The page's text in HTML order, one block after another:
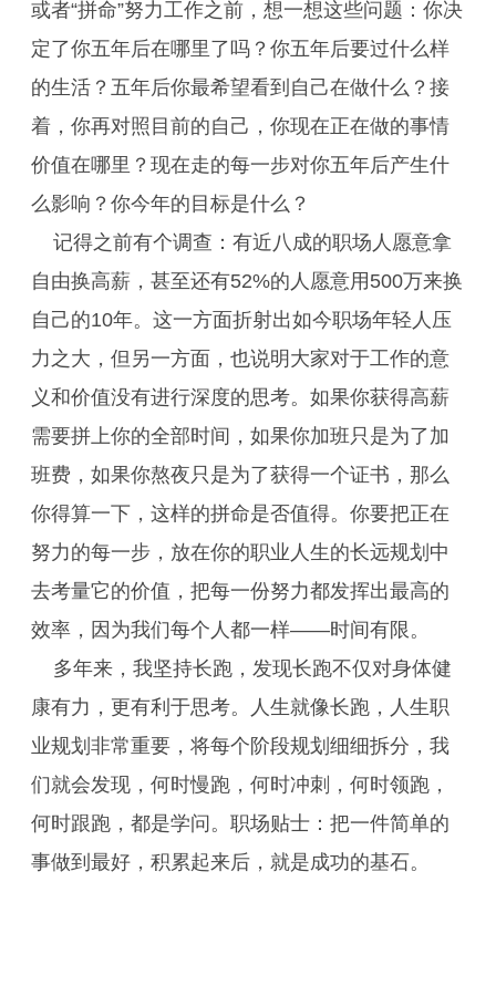
或者“拼命”努力工作之前，想一想这些问题：你决
定了你五年后在哪里了吗？你五年后要过什么样
的生活？五年后你最希望看到自己在做什么？接
着，你再对照目前的自己，你现在正在做的事情
价值在哪里？现在走的每一步对你五年后产生什
么影响？你今年的目标是什么？
记得之前有个调查：有近八成的职场人愿意拿
自由换高薪，甚至还有52%的人愿意用500万来换
自己的10年。这一方面折射出如今职场年轻人压
力之大，但另一方面，也说明大家对于工作的意
义和价值没有进行深度的思考。如果你获得高薪
需要拼上你的全部时间，如果你加班只是为了加
班费，如果你熬夜只是为了获得一个证书，那么
你得算一下，这样的拼命是否值得。你要把正在
努力的每一步，放在你的职业人生的长远规划中
去考量它的价值，把每一份努力都发挥出最高的
效率，因为我们每个人都一样——时间有限。
多年来，我坚持长跑，发现长跑不仅对身体健
康有力，更有利于思考。人生就像长跑，人生职
业规划非常重要，将每个阶段规划细细拆分，我
们就会发现，何时慢跑，何时冲刺，何时领跑，
何时跟跑，都是学问。职场贴士：把一件简单的
事做到最好，积累起来后，就是成功的基石。